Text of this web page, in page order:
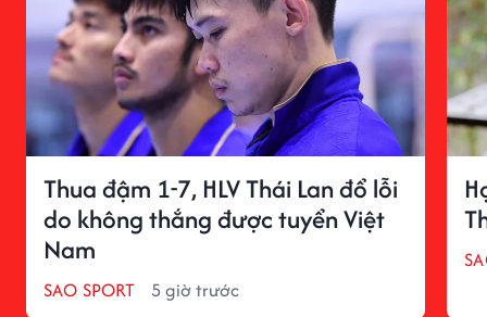
Thua đậm 1-7, HLV Thái Lan đổ lỗi
do không thắng được tuyển Việt
Nam
SAO SPORT 5 giờ trước